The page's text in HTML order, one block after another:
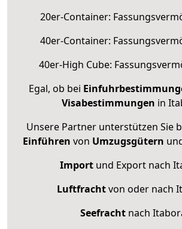
20er-Container:
40er-Container:
40er-High Cube:
Egal, ob bei
Visabestimmungen in
Unsere Partner unterstützen Sie
Einführen von Umzugsgütern
Importund Export nach
Luftfrachtvon oder nach
Seefrachtnach